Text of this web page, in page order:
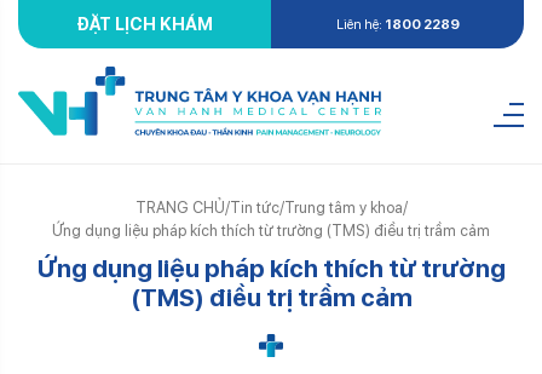
ĐẶT LỊCH KHÁM Liên hệ: 1800 2289
TRANG CHỦ/Tin tức/Trung tâm y khoa/
Ứng dụng liệu pháp kích thích từ trường (TMS) điều trị trầm cảm
Ứng dụng liệu pháp kích thích từ trường
(TMS) điều trị trầm cảm